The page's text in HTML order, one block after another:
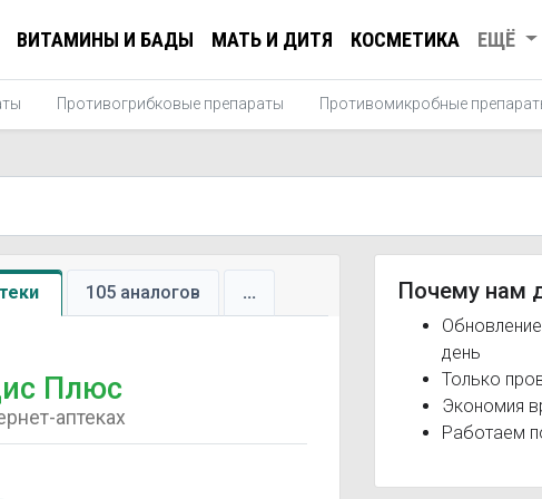
ВИТАМИНЫ И БАДЫ МАТЬ И ДИТЯ КОСМЕТИКА ЕЩЁ
Противогрибковые препараты Противомикробные
105 аналогов ...
Плюс
аптеках
Почему нам
день
Только
Экономия
Работаем